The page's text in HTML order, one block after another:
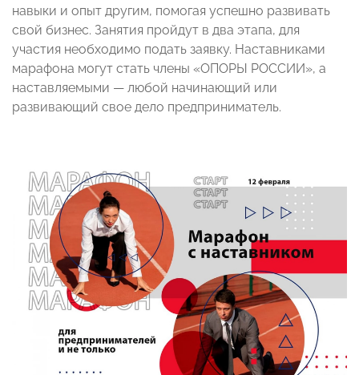
навыки и опыт другим, помогая успешно развивать
свой бизнес. Занятия пройдут в два этапа, для
участия необходимо подать заявку. Наставниками
марафона могут стать члены «ОПОРЫ РОССИИ», а
наставляемыми — любой начинающий или
развивающий свое дело предприниматель.